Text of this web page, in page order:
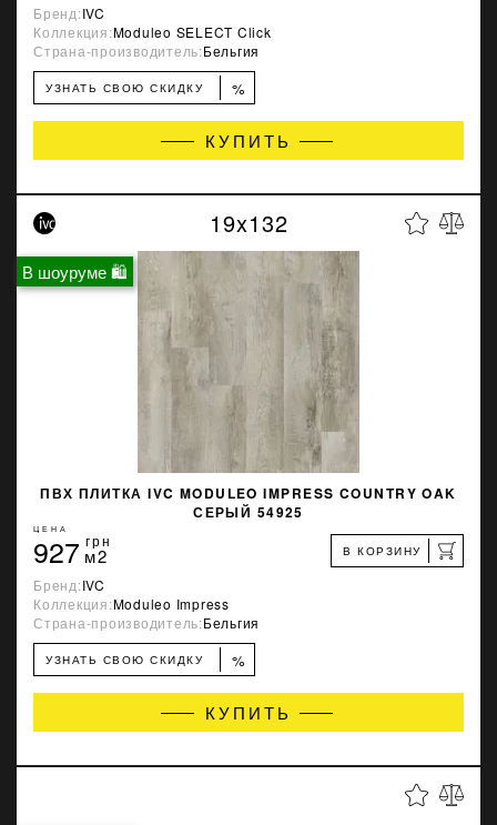
Бренд:IVC
Коллекция:Moduleo SELECT Click
Страна-производитель:Бельгия
УЗНАТЬ СВОЮ СКИДКУ %
КУПИТЬ
В шоуруме 🛍
19x132
ПВХ ПЛИТКА IVC MODULEO IMPRESS COUNTRY OAK
СЕРЫЙ 54925
ЦЕНА
927 грн
м2 В КОРЗИНУ
Бренд:IVC
Коллекция:Moduleo Impress
Страна-производитель:Бельгия
УЗНАТЬ СВОЮ СКИДКУ %
КУПИТЬ